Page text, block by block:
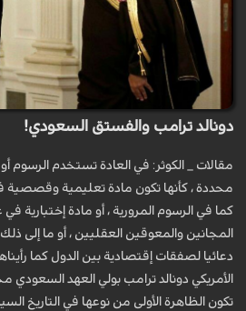
دونالد ترامب والفستق السعودي!
مقالات _ الكوثر: في العادة تستخدم الرسوم
محددة ، كأنها تكون مادة تعليمية وقصصية
كما في الرسوم المرورية ، أو مادة إختبارية
المجانين والمعوقين العقليين ، أو ما إلى ذلك
دعائيا لصفقات إقتصادية بين الدول كما
الأمريكي دونالد ترامب بولي العهد
تكون الظاهرة الأولى من نوعها في التاريخ